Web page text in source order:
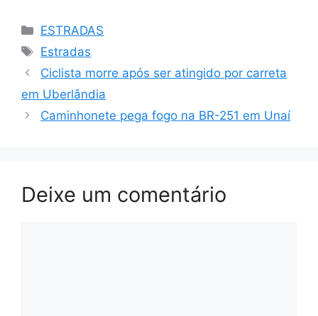
Categorias
ESTRADAS
Tags
Estradas
Ciclista morre após ser atingido por carreta
em Uberlândia
Caminhonete pega fogo na BR-251 em Unaí
Deixe um comentário